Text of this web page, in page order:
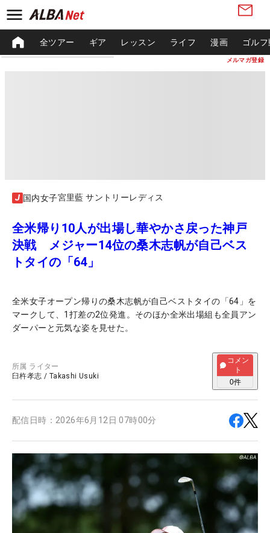
メルマガ登録
全ツアー ギア レッスン ライフ 漫画 ゴル
国内女子宮里藍 サントリーレディス
全米帰り10人が出場し華やかさ戻った神戸
決戦 メジャー14位の桑木志帆が自己ベス
トタイの「64」
全米女子オープン帰りの桑木志帆が自己ベストタイの「64」を
マークして、1打差の2位発進。そのほか全米出場組も全員アン
ダーパーと元気な姿を見せた。
所属 ライター
臼杵孝志 / Takashi Usuki
コメン
ト
0件
配信日時： 2026年6月12日 07時00分